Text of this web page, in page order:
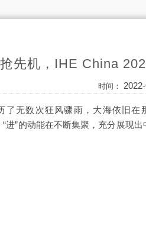
先机，IHE China
时间：
了无数次狂风骤雨，大海依旧
“进”的动能在不断集聚，充分展现